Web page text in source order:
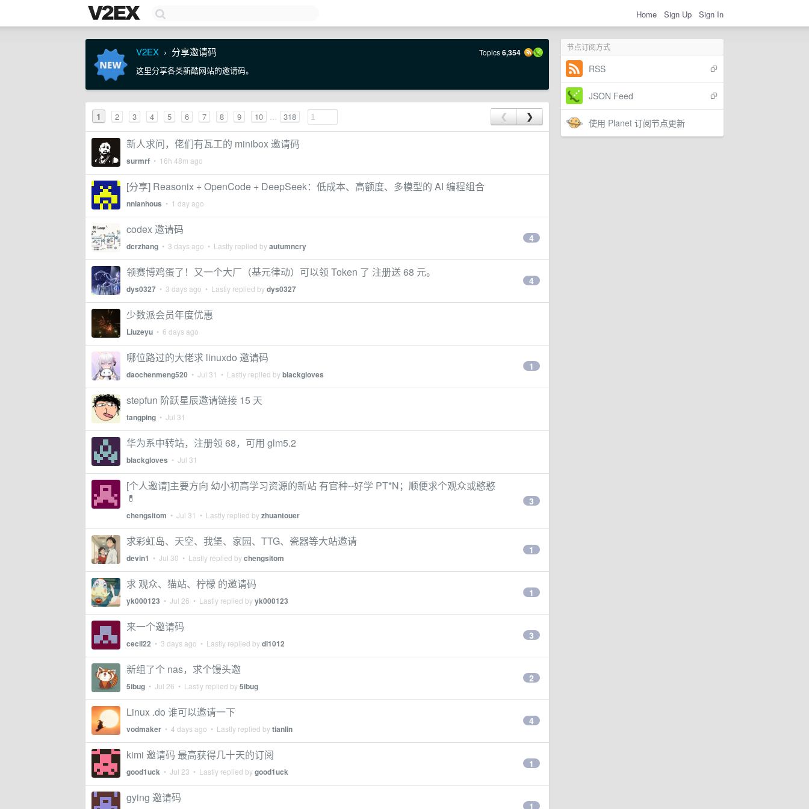
Home Sign Up Sign In
节点订阅方式
RSS
JSON Feed
使用 Planet 订阅节点更新
V2EX › 分享邀请码 Topics6,354
这里分享各类新酷网站的邀请码。
1 2 3 4 5 6 7 8 9 10 ... 318 ❮ ❯
新人求问，佬们有瓦工的 minibox 邀请码
surmrf • 16h 48m ago
[分享] Reasonix + OpenCode + DeepSeek：低成本、高额度、多模型的 AI 编程组合
nnianhous • 1 day ago
codex 邀请码
dcrzhang • 3 days ago • Lastly replied byautumncry
4
领赛博鸡蛋了！又一个大厂（基元律动）可以领 Token 了 注册送 68 元。
dys0327 • 3 days ago • Lastly replied bydys0327
4
少数派会员年度优惠
Liuzeyu • 6 days ago
哪位路过的大佬求 linuxdo 邀请码
daochenmeng520 • Jul 31 • Lastly replied byblackgloves
1
stepfun 阶跃星辰邀请链接 15 天
tangping • Jul 31
华为系中转站，注册领 68，可用 glm5.2
blackgloves • Jul 31
[个人邀请]主要方向 幼小初高学习资源的新站 有官种--好学 PT*N；顺便求个观众或憨憨
💊
chengsitom • Jul 31 • Lastly replied byzhuantouer
3
求彩虹岛、天空、我堡、家园、TTG、瓷器等大站邀请
devin1 • Jul 30 • Lastly replied bychengsitom
1
求 观众、猫站、柠檬 的邀请码
yk000123 • Jul 26 • Lastly replied byyk000123
1
来一个邀请码
cecil22 • 3 days ago • Lastly replied bydi1012
3
新组了个 nas，求个馒头邀
5ibug • Jul 26 • Lastly replied by5ibug
2
Linux .do 谁可以邀请一下
vodmaker • 4 days ago • Lastly replied bytianlin
4
kimi 邀请码 最高获得几十天的订阅
good1uck • Jul 23 • Lastly replied bygood1uck
1
gying 邀请码
1